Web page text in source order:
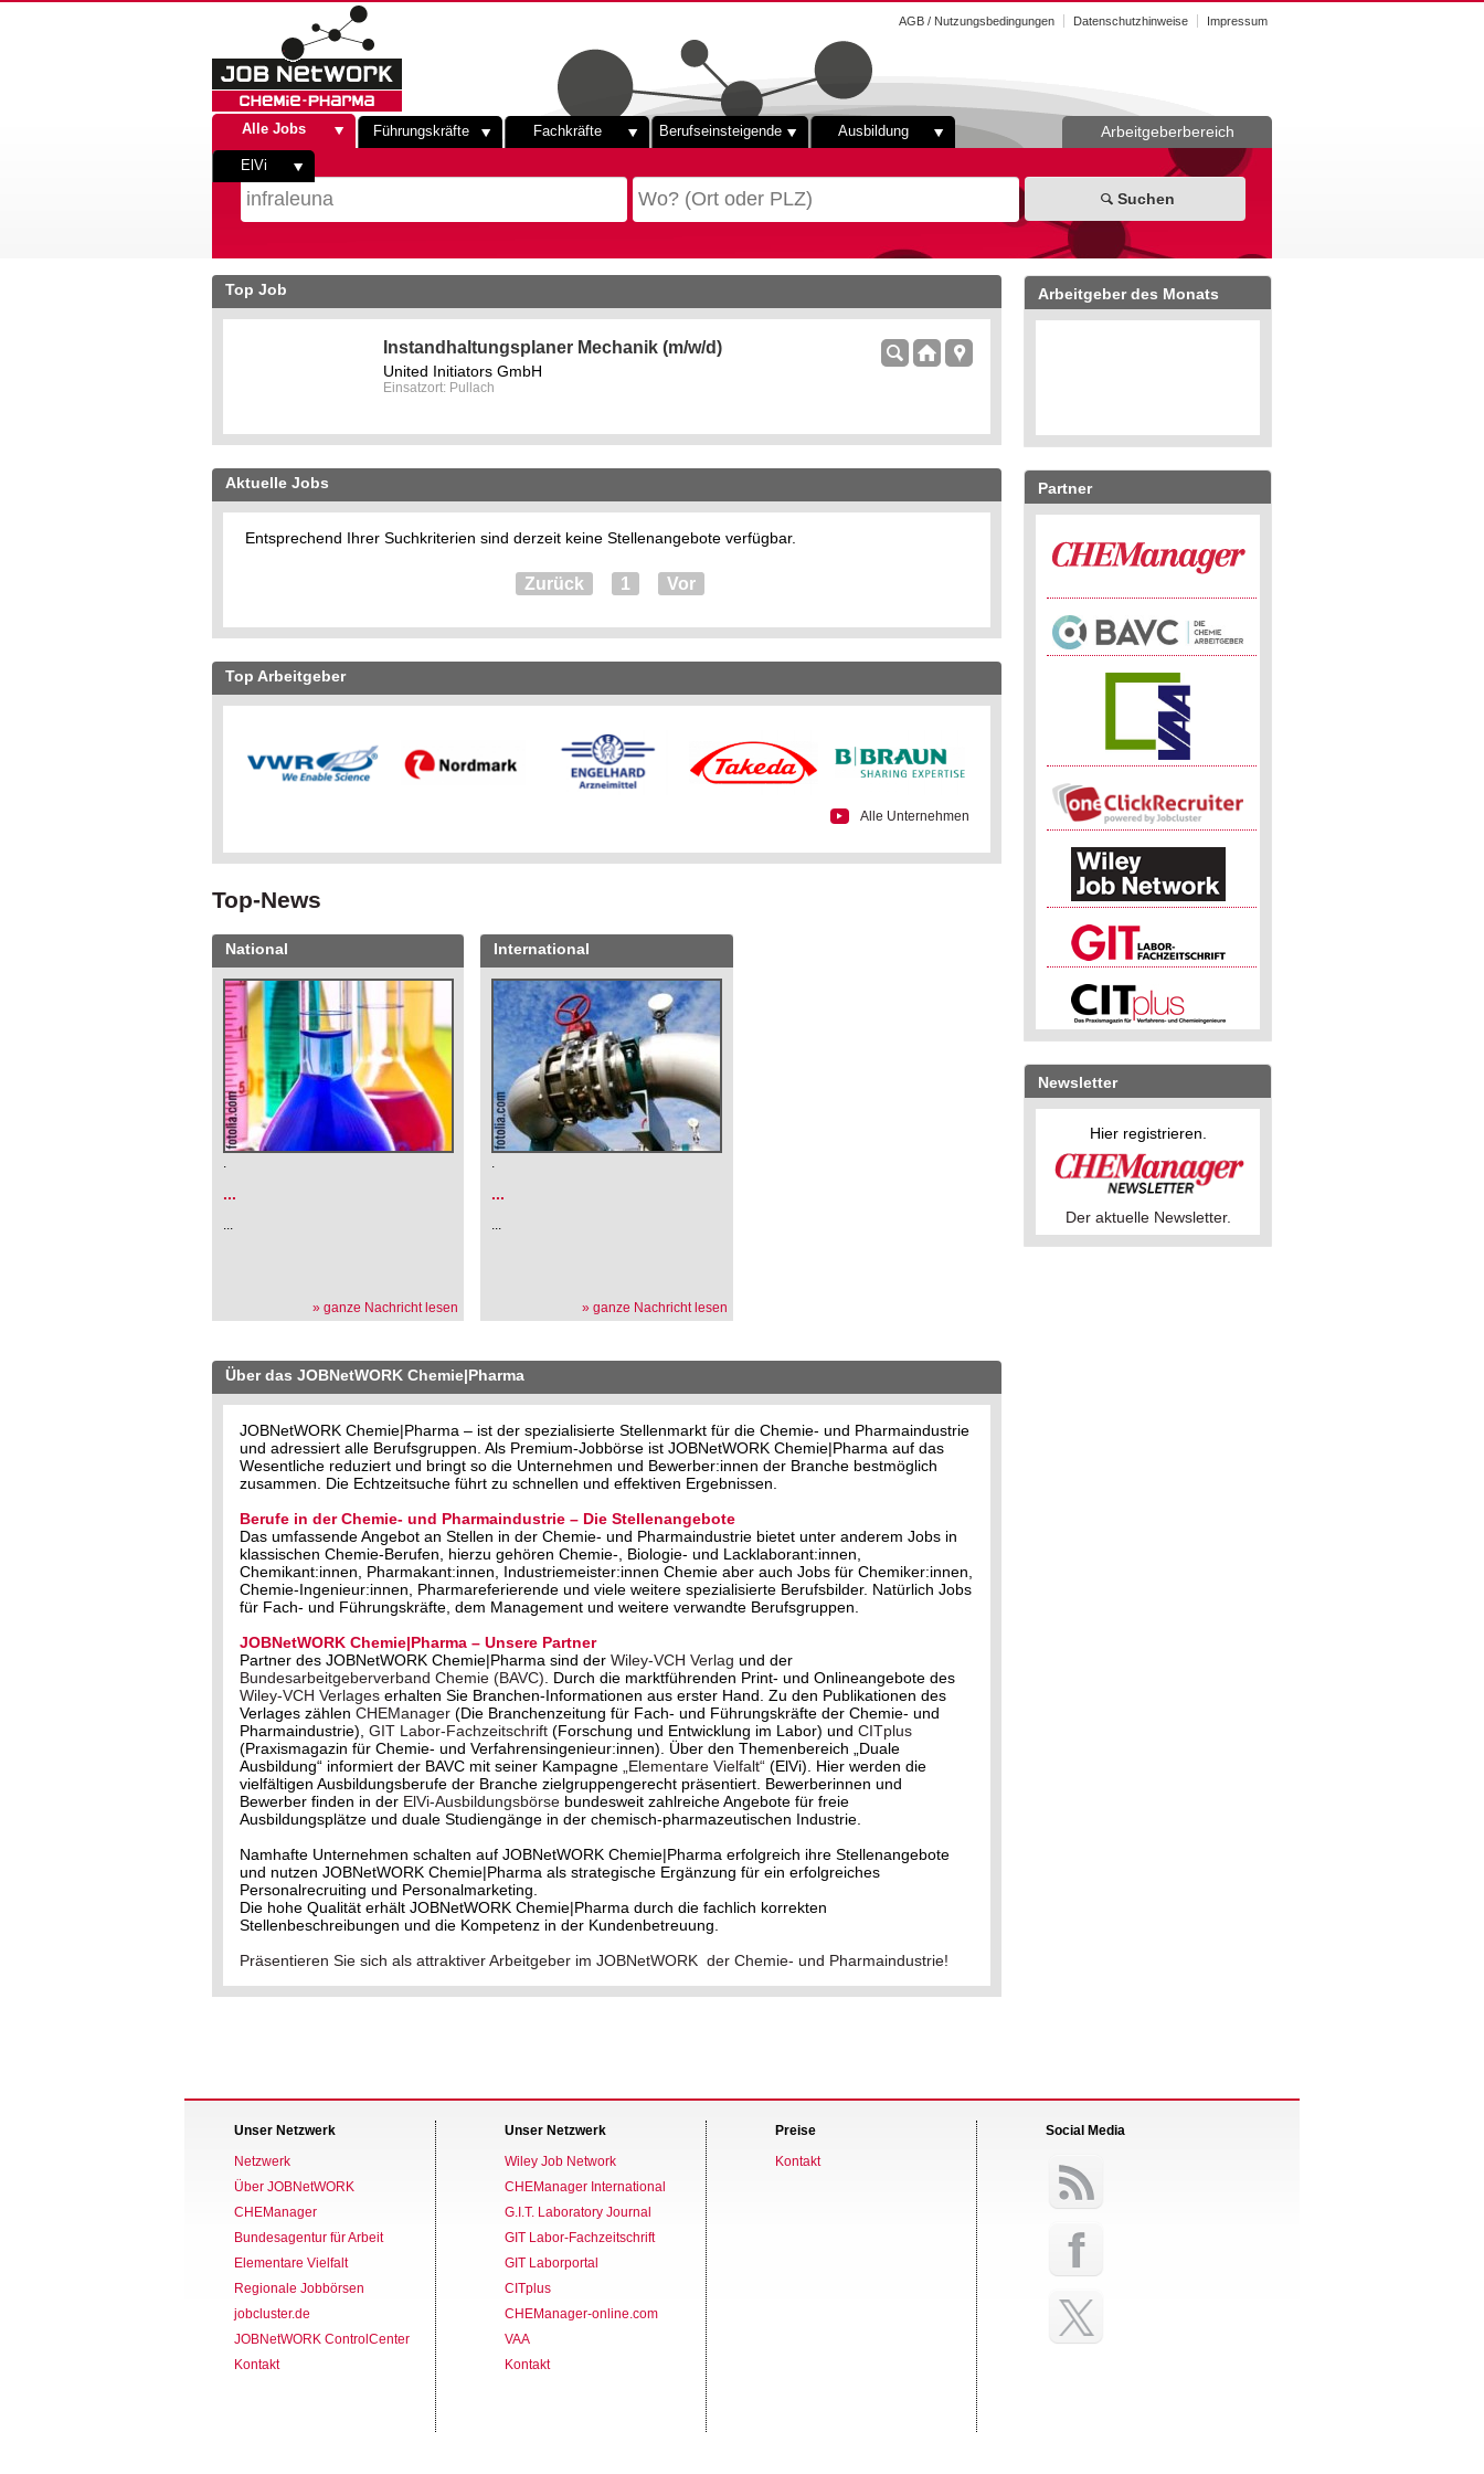
AGB / Nutzungsbedingungen Datenschutzhinweise Impressum
Alle Jobs Führungskräfte Fachkräfte Berufseinsteigende Ausbildung
ElVi
Arbeitgeberbereich
Suchen
Top Job
Instandhaltungsplaner Mechanik (m/w/d)
United Initiators GmbH
Einsatzort: Pullach
Aktuelle Jobs
Entsprechend Ihrer Suchkriterien sind derzeit keine Stellenangebote verfügbar.
Zurück 1 Vor
Top Arbeitgeber
Alle Unternehmen
Top-News
National
.
...
...
» ganze Nachricht lesen
International
.
...
...
» ganze Nachricht lesen
Über das JOBNetWORK Chemie|Pharma
JOBNetWORK Chemie|Pharma – ist der spezialisierte Stellenmarkt für die Chemie- und Pharmaindustrie
und adressiert alle Berufsgruppen. Als Premium-Jobbörse ist JOBNetWORK Chemie|Pharma auf das
Wesentliche reduziert und bringt so die Unternehmen und Bewerber:innen der Branche bestmöglich
zusammen. Die Echtzeitsuche führt zu schnellen und effektiven Ergebnissen.
Berufe in der Chemie- und Pharmaindustrie – Die Stellenangebote
Das umfassende Angebot an Stellen in der Chemie- und Pharmaindustrie bietet unter anderem Jobs in
klassischen Chemie-Berufen, hierzu gehören Chemie-, Biologie- und Lacklaborant:innen,
Chemikant:innen, Pharmakant:innen, Industriemeister:innen Chemie aber auch Jobs für Chemiker:innen,
Chemie-Ingenieur:innen, Pharmareferierende und viele weitere spezialisierte Berufsbilder. Natürlich Jobs
für Fach- und Führungskräfte, dem Management und weitere verwandte Berufsgruppen.
JOBNetWORK Chemie|Pharma – Unsere Partner
Partner des JOBNetWORK Chemie|Pharma sind der Wiley-VCH Verlag und der
Bundesarbeitgeberverband Chemie (BAVC). Durch die marktführenden Print- und Onlineangebote des
Wiley-VCH Verlages erhalten Sie Branchen-Informationen aus erster Hand. Zu den Publikationen des
Verlages zählen CHEManager (Die Branchenzeitung für Fach- und Führungskräfte der Chemie- und
Pharmaindustrie), GIT Labor-Fachzeitschrift (Forschung und Entwicklung im Labor) und CITplus
(Praxismagazin für Chemie- und Verfahrensingenieur:innen). Über den Themenbereich „Duale
Ausbildung“ informiert der BAVC mit seiner Kampagne „Elementare Vielfalt“ (ElVi). Hier werden die
vielfältigen Ausbildungsberufe der Branche zielgruppengerecht präsentiert. Bewerberinnen und
Bewerber finden in der ElVi-Ausbildungsbörse bundesweit zahlreiche Angebote für freie
Ausbildungsplätze und duale Studiengänge in der chemisch-pharmazeutischen Industrie.
Namhafte Unternehmen schalten auf JOBNetWORK Chemie|Pharma erfolgreich ihre Stellenangebote
und nutzen JOBNetWORK Chemie|Pharma als strategische Ergänzung für ein erfolgreiches
Personalrecruiting und Personalmarketing.
Die hohe Qualität erhält JOBNetWORK Chemie|Pharma durch die fachlich korrekten
Stellenbeschreibungen und die Kompetenz in der Kundenbetreuung.
Präsentieren Sie sich als attraktiver Arbeitgeber im JOBNetWORK der Chemie- und Pharmaindustrie!
Arbeitgeber des Monats
Partner
Newsletter
Hier registrieren.
Der aktuelle Newsletter.
Unser Netzwerk
Netzwerk
Über JOBNetWORK
CHEManager
Bundesagentur für Arbeit
Elementare Vielfalt
Regionale Jobbörsen
jobcluster.de
JOBNetWORK ControlCenter
Kontakt
Unser Netzwerk
Wiley Job Network
CHEManager International
G.I.T. Laboratory Journal
GIT Labor-Fachzeitschrift
GIT Laborportal
CITplus
CHEManager-online.com
VAA
Kontakt
Preise
Kontakt
Social Media